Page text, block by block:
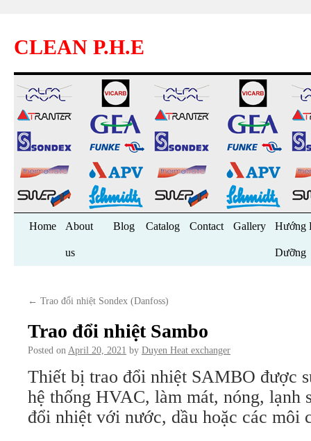
CLEAN P.H.E
Skip
Home About
us
Blog Catalog Contact Gallery Hướng
Dưỡng
← Trao đổi nhiệt Sondex (Danfoss)
Trao đổi nhiệt Sambo
Posted on April 20, 2021 by Duyen Heat exchanger
Thiết bị trao đổi nhiệt SAMBO được
hệ thống HVAC, làm mát, nóng, lạnh
đổi nhiệt với nước, dầu hoặc các môi